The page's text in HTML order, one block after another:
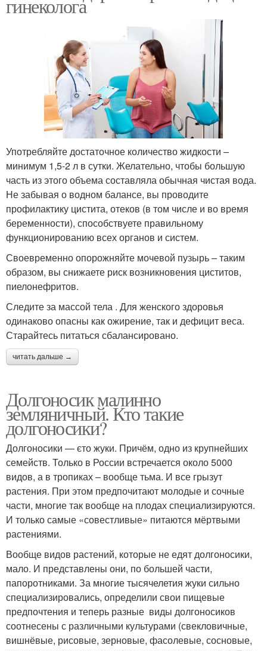
гинеколога
Употребляйте достаточное количество жидкости –
минимум 1,5-2 л в сутки. Желательно, чтобы большую
часть из этого объема составляла обычная чистая вода.
Не забывая о водном балансе, вы проводите
профилактику цистита, отеков (в том числе и во время
беременности), способствуете правильному
функционированию всех органов и систем.
Своевременно опорожняйте мочевой пузырь – таким
образом, вы снижаете риск возникновения циститов,
пиелонефритов.
Следите за массой тела . Для женского здоровья
одинаково опасны как ожирение, так и дефицит веса.
Старайтесь питаться сбалансировано.
читать дальше →
Долгоносик малинно
земляничный. Кто такие
долгоносики?
Долгоносики — єто жуки. Причём, одно из крупнейших
семейств. Только в России встречается около 5000
видов, а в тропиках – вообще тьма. И все грызут
растения. При этом предпочитают молодые и сочные
части, многие так вообще на плодах специализируются.
И только самые «совестливые» питаются мёртвыми
растениями.
Вообще видов растений, которые не едят долгоносики,
мало. И представлены они, по большей части,
папоротниками. За многие тысячелетия жуки сильно
специализировались, определили свои пищевые
предпочтения и теперь разные виды долгоносиков
соотнесены с различными культурами (свекловичные,
вишнёвые, рисовые, зерновые, фасолевые, сосновые,